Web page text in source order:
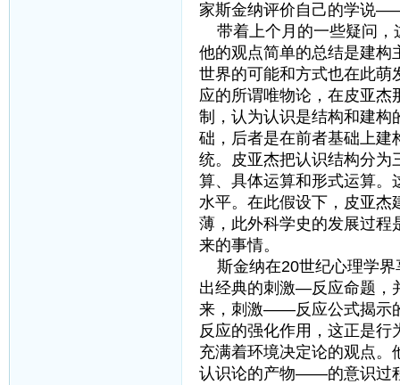
家斯金纳评价自己的学说
带着上个月的一些疑问，
他的观点简单的总结是建构
世界的可能和方式也在此萌
应的所谓唯物论，在皮亚杰
制，认为认识是结构和建构
础，后者是在前者基础上建
统。皮亚杰把认识结构分
算、具体运算和形式运算。
水平。在此假设下，皮亚杰
薄，此外科学史的发展过程
来的事情。
斯金纳在20世纪心理学界
出经典的刺激—反应命题，
来，刺激——反应公式揭示
反应的强化作用，这正是
充满着环境决定论的观点
认识论的产物——的意识过